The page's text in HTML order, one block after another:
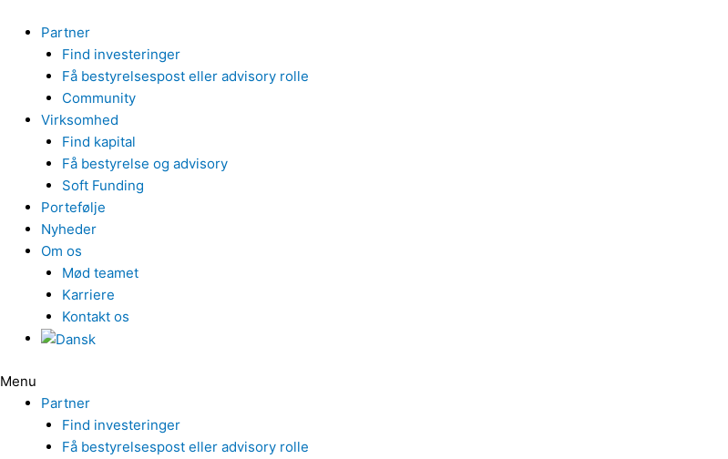
indholdet
Partner
Find investeringer
Få bestyrelsespost eller advisory rolle
Community
Virksomhed
Find kapital
Få bestyrelse og advisory
Soft Funding
Portefølje
Nyheder
Om os
Mød teamet
Karriere
Kontakt os
Menu
Partner
Find investeringer
Få bestyrelsespost eller advisory rolle